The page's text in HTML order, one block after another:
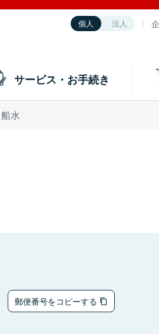
個人 法人
サービス・お手続き
船水
郵便番号をコピーする